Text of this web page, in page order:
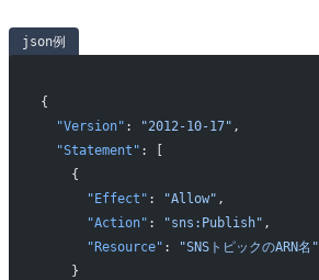
json例
{
  "Version"
: "2012-10-17" ,
  "Statement"
: [
    {
      "Effect"
: "Allow" ,
      "Action"
: "sns:Publish" ,
      "Resource"
:
"SNSトピックのARN名"
    }